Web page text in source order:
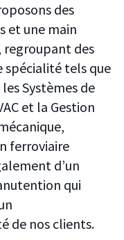
des
et une main
regroupant des
spécialité tels que
Systèmes de
et la Gestion
ferroviaire
d’un
qui
de nos clients.